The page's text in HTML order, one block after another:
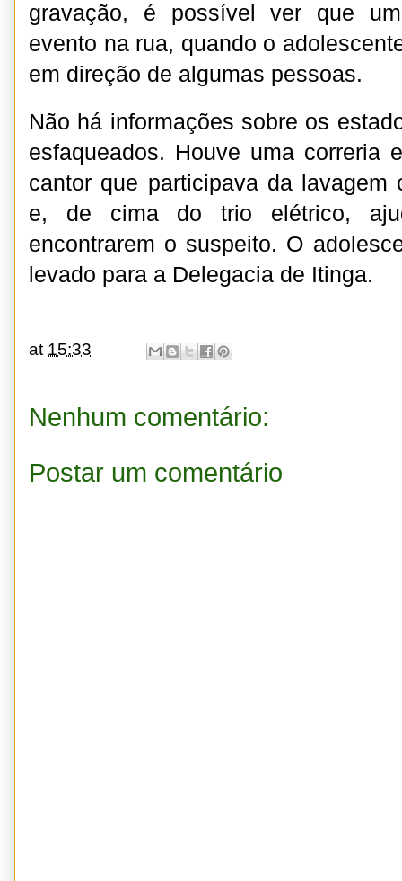
gravação, é possível ver que
evento na rua, quando o
em direção de algumas pessoas.
Não há informações sobre os
esfaqueados. Houve uma correria
cantor que participava da lavagem
e, de cima do trio elétrico,
encontrarem o suspeito. O
levado para a Delegacia de Itinga.
at 15:33
Nenhum comentário:
Postar um comentário